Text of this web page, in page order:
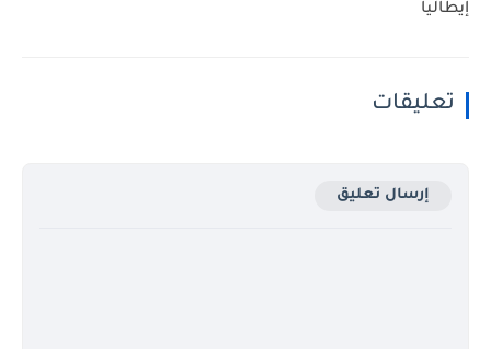
إيطاليا
تعليقات
إرسال تعليق